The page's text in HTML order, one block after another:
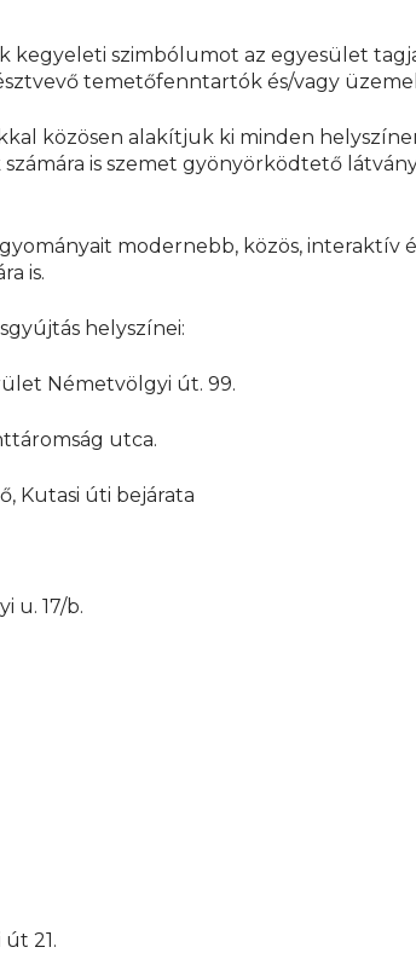
kegyeleti szimbólumot az egyesület
temetőfenntartók és/vagy
közösen alakítjuk ki minden
is szemet gyönyörködtető
modernebb, közös, interaktív
is.
helyszínei:
Németvölgyi út. 99.
utca.
Kutasi úti bejárata
u. 17/b.
21.